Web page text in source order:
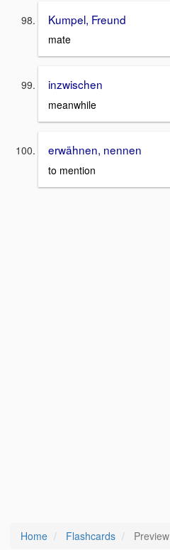
Kumpel, Freund
mate
inzwischen
meanwhile
erwähnen, nennen
to mention
Home Flashcards Preview